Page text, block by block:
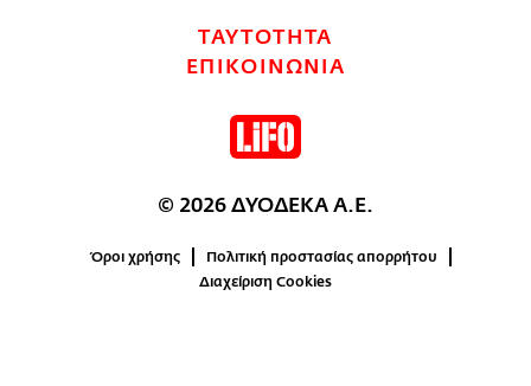
ΤΑΥΤΟΤΗΤΑ
ΕΠΙΚΟΙΝΩΝΙΑ
© 2026 ΔΥΟΔΕΚΑ Α.Ε.
Όροι χρήσης
Πολιτική προστασίας απορρήτου
Διαχείριση Cookies